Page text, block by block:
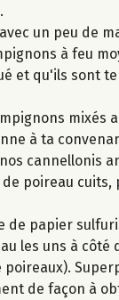
un peu de
à feu
et qu'ils sont
mixés
à ta
cannellonis
poireau cuits,
de papier
les uns à côté
poireaux).
de façon à